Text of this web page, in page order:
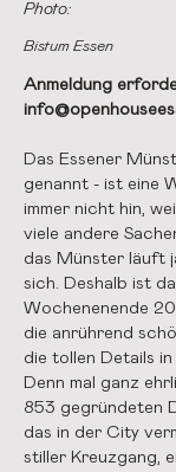
Photo:
Bistum Essen
Anmeldung
Das Essener
genannt - ist eine
immer nicht hin,
viele andere
das Münster läuft
sich. Deshalb ist
Wochenenende
die anrührend
die tollen Details in
Denn mal ganz
853 gegründeten
das in der City
stiller Kreuzgang,